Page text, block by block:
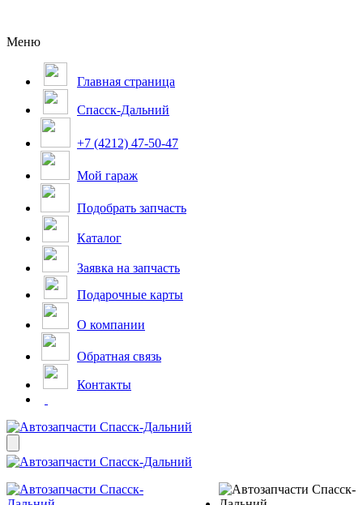
Меню
Главная страница
Спасск-Дальний
+7 (4212) 47-50-47
Мой гараж
Подобрать запчасть
Каталог
Заявка на запчасть
Подарочные карты
О компании
Обратная связь
Контакты